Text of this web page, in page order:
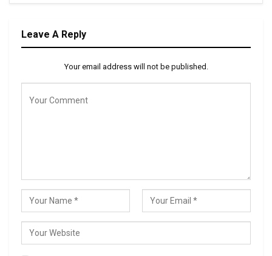
Leave A Reply
Your email address will not be published.